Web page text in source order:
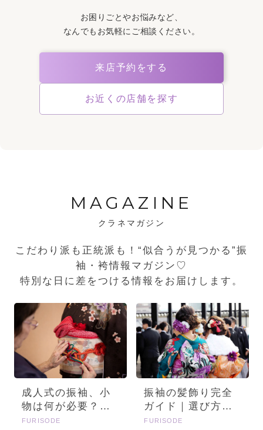
お困りごとやお悩みなど、
なんでもお気軽にご相談ください。
来店予約をする
お近くの店舗を探す
MAGAZINE
クラネマガジン
こだわり派も正統派も！“似合うが見つかる”振
袖・袴情報マガジン♡
特別な日に差をつける情報をお届けします。
成人式の振袖、小
物は何が必要？画
像とセットで詳し
FURISODE
振袖の髪飾り完全
ガイド｜選び方・
種類・トレンドを
FURISODE